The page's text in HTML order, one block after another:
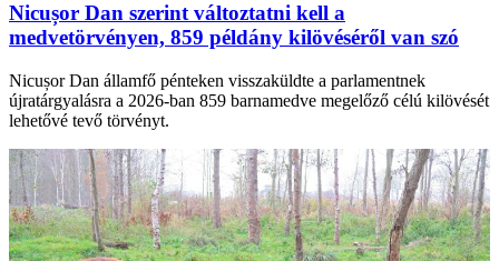
Nicușor Dan szerint változtatni kell a
medvetörvényen, 859 példány kilövéséről van szó
Nicușor Dan államfő pénteken visszaküldte a parlamentnek
újratárgyalásra a 2026-ban 859 barnamedve megelőző célú kilövését
lehetővé tevő törvényt.